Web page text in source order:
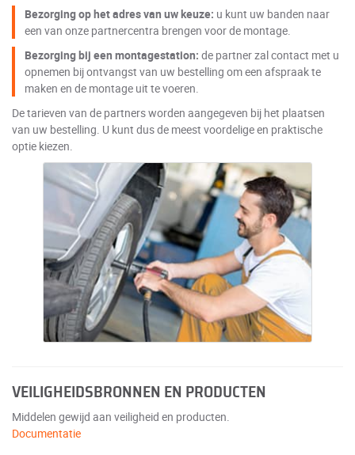
Bezorging op het adres van uw keuze: u kunt uw banden naar
een van onze partnercentra brengen voor de montage.
Bezorging bij een montagestation: de partner zal contact met u
opnemen bij ontvangst van uw bestelling om een afspraak te
maken en de montage uit te voeren.
De tarieven van de partners worden aangegeven bij het plaatsen
van uw bestelling. U kunt dus de meest voordelige en praktische
optie kiezen.
VEILIGHEIDSBRONNEN EN PRODUCTEN
Middelen gewijd aan veiligheid en producten.
Documentatie